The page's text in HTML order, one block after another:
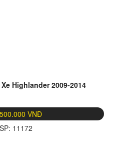
Highlander 2009-2014
VNĐ
11172